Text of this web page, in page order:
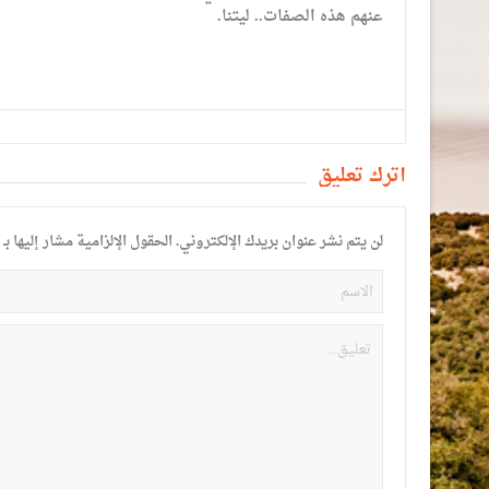
عنهم هذه الصفات.. ليتنا.
أترك تعليق
لن يتم نشر عنوان بريدك الإلكتروني.الحقول الإلزامية مشار إليها بـ